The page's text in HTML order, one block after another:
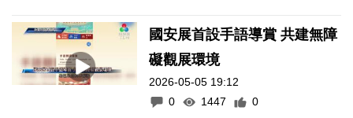
國安展首設手語導賞 共建無障
礙觀展環境
2026-05-05 19:12
0
1447 0